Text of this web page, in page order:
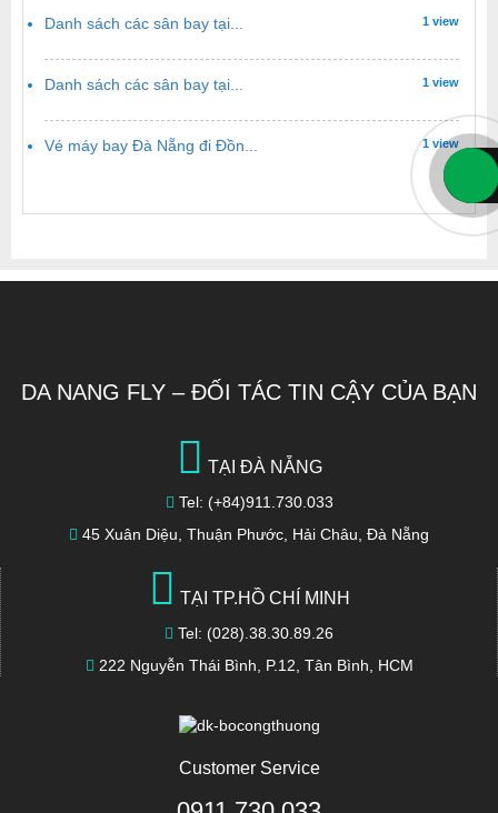
Danh sách các sân bay tại... 1 view
Danh sách các sân bay tại... 1 view
Vé máy bay Đà Nẵng đi Đồn... 1 view
DA NANG FLY – ĐỐI TÁC TIN CẬY CỦA BẠN
TẠI ĐÀ NẴNG
Tel: (+84)911.730.033
45 Xuân Diệu, Thuận Phước, Hải Châu, Đà Nẵng
TẠI TP.HỒ CHÍ MINH
Tel: (028).38.30.89.26
222 Nguyễn Thái Bình, P.12, Tân Bình, HCM
Customer Service